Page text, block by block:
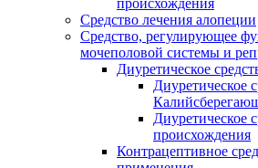
Средство лечения алопеции
Средство, регулирующее
мочеполовой системы и
Диуретическое
Диуретическое
Диуретическое
происхождения
Контрацептивное